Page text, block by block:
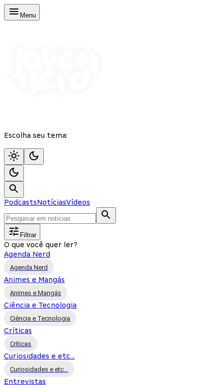
Menu
Escolha seu tema:
PodcastsNotíciasVídeos
Filtrar
O que você quer ler?
Agenda Nerd
Agenda Nerd
Animes e Mangás
Animes e Mangás
Ciência e Tecnologia
Ciência e Tecnologia
Críticas
Críticas
Curiosidades e etc...
Curiosidades e etc...
Entrevistas